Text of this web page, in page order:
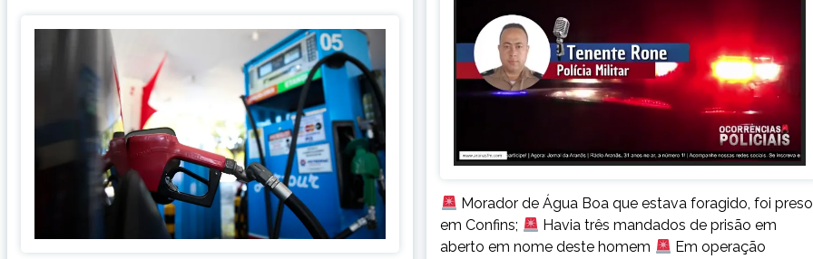
Morador de Água Boa que estava foragido, foi preso
em Confins;
Havia três mandados de prisão em
aberto em nome deste homem
Em operação